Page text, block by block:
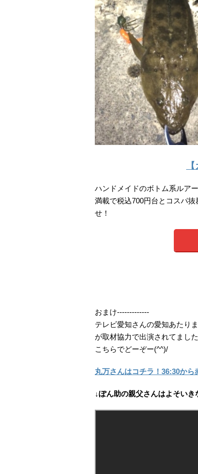
ハンドメイドのボトム系ルア
満載で税込700円台とコスパ
せ！
おまけ-------------
テレビ愛知さんの愛知あたり
が取材協力で出演されてま
こちらでどーぞー(^^)/
丸万さんはコチラ！36:30から
↓ぽん助の親父さんはよそいき